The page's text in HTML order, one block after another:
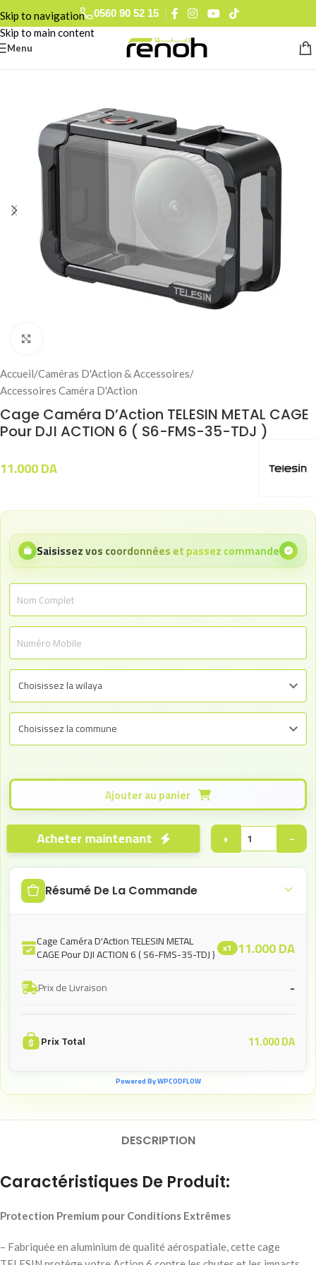
Skip to navigation
Skip to main content
0560 90 52 15
Menu
Accueil/Caméras D'Action & Accessoires/
Accessoires Caméra D'Action
Cage Caméra D’Action TELESIN METAL CAGE
Pour DJI ACTION 6 ( S6-FMS-35-TDJ )
11.000DA
Saisissez vos coordonnées et passez commande
−
+
Acheter maintenant
Résumé De La Commande
Cage Caméra D'Action TELESIN METAL
CAGE Pour DJI ACTION 6 ( S6-FMS-35-TDJ ) x1 11.000DA
Prix de Livraison -
Prix Total 11.000DA
Powered By WPCODFLOW
DESCRIPTION
Caractéristiques De Produit:
Protection Premium pour Conditions Extrêmes
– Fabriquée en aluminium de qualité aérospatiale, cette cage